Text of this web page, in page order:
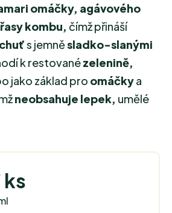
omáčky, agávového
kombu, čímž přináší
s jemněsladko-slanými
k restovanézelenině,
jako základ pro omáčkya
neobsahuje lepek, umělé